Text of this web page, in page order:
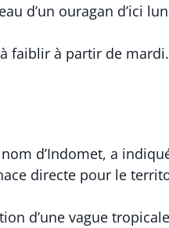
d’un ouragan d’ici
faiblir à partir de mardi.
d’Indomet, a
directe pour le
d’une vague